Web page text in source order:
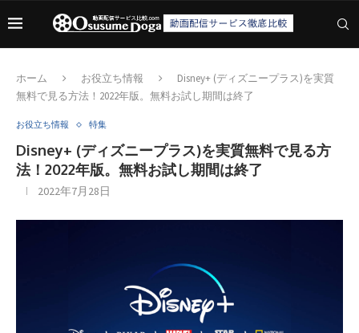
ホーム お役立ち情報
Disney+ (ディズニープラス)を実質
無料で見る方法！2022年版。無料お試し期間は終了
お役立ち情報 特集
Disney+ (ディズニープラス)を実質無料で見る方
法！2022年版。無料お試し期間は終了
2022年7月28日